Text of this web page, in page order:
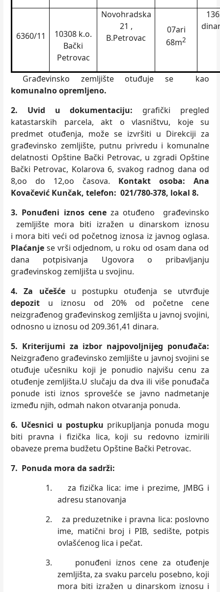
6360/11
10308 k.o.
Bački
Petrovac
Novohradska
21 ,
B.Petrovac
07ari
68m2
Građevinsko zemljište otuđuje se kao
komunalno opremljeno.
2. Uvid u dokumentaciju: grafički pregled
katastarskih parcela, akt o vlasništvu, koje su
predmet otuđenja, može se izvršiti u Direkciji za
građevinsko zemljište, putnu privredu i komunalne
delatnosti Opštine Bački Petrovac, u zgradi Opštine
Bački Petrovac, Kolarova 6, svakog radnog dana od
8,oo do 12,oo časova. Kontakt osoba: Ana
Kovačević Kunčak, telefon: 021/780-378, lokal 8.
3. Ponuđeni iznos ceneza otuđeno građevinsko
zemljište mora biti izražen u dinarskom iznosu
i mora biti veći od početnog iznosa iz javnog oglasa.
Plaćanje se vrši odjednom, u roku od osam dana od
dana potpisivanja Ugovora o pribavljanju
građevinskog zemljišta u svojinu.
4. Za učešće u postupku otuđenja se utvrđuje
depozit u iznosu od 20% od početne cene
neizgrađenog građevinskog zemljišta u javnoj svojini,
odnosno u iznosu od 209.361,41 dinara.
5. Kriterijumi za izbor najpovoljnijeg ponuđača:
Neizgrađeno građevinsko zemljište u javnoj svojini se
otuđuje učesniku koji je ponudio najvišu cenu za
otuđenje zemljišta.U slučaju da dva ili više ponuđača
ponude isti iznos sprovešće se javno nadmetanje
između njih, odmah nakon otvaranja ponuda.
6. Učesnici u postupku prikupljanja ponuda mogu
biti pravna i fizička lica, koji su redovno izmirili
obaveze prema budžetu Opštine Bački Petrovac.
7. Ponuda mora da sadrži:
1.
za fizička lica: ime i prezime, JMBG i
adresu stanovanja
2.
za preduzetnike i pravna lica: poslovno
ime, matični broj i PIB, sedište, potpis
ovlašćenog lica i pečat.
3.
ponuđeni iznos cene za otuđenje
zemljišta, za svaku parcelu posebno, koji
mora biti izražen u dinarskom iznosu i